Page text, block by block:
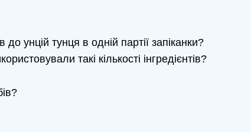
унцій тунця в одній партії запіканки?
такі кількості інгредієнтів?